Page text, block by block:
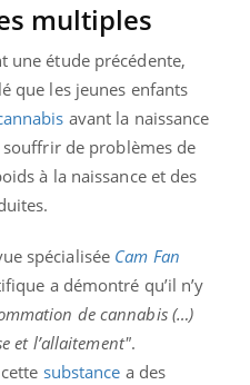
multiples
une étude précédente,
que les jeunes enfants
avant la naissance
de problèmes de
à la naissance et des
spécialisée Cam Fan
a démontré qu’il n’y
de cannabis (…)
et l’allaitement".
substance a des